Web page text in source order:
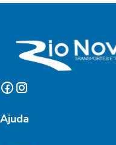
Ajuda